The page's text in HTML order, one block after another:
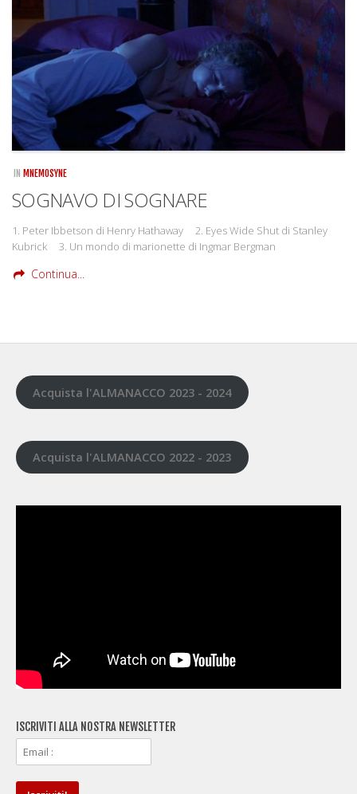
Copertine
Come eravamo
Mnemosyne
IN MNEMOSYNE
SOGNAVO DI SOGNARE
1. Peter Ibbetson di Henry Hathaway 2. Eyes Wide Shut di Stanley
Kubrick 3. Un mondo di marionette di Ingmar Bergman
Continua...
Acquista l'ALMANACCO 2023 - 2024
Acquista l'ALMANACCO 2022 - 2023
ISCRIVITI ALLA NOSTRA NEWSLETTER